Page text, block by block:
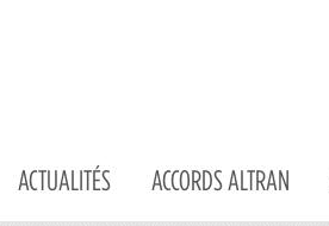
ACTUALITÉS ACCORDS ALTRAN